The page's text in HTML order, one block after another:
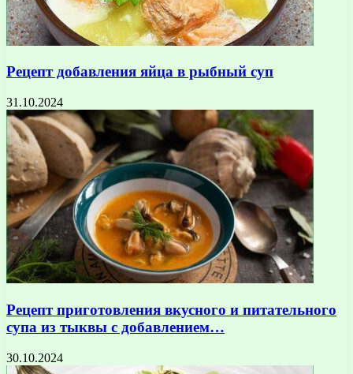
Рецепт добавления яйца в рыбный суп
31.10.2024
Рецепт приготовления вкусного и питательного
супа из тыквы с добавлением…
30.10.2024